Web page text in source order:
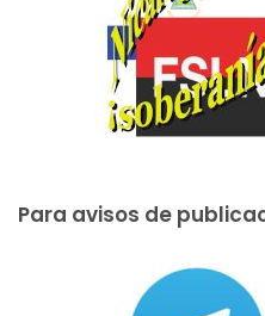
Para avisos de